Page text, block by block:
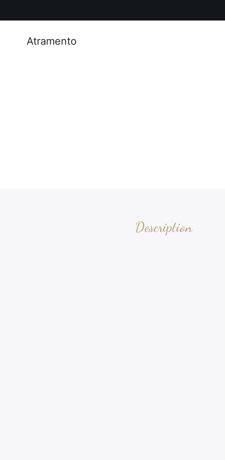
Description
Atramento